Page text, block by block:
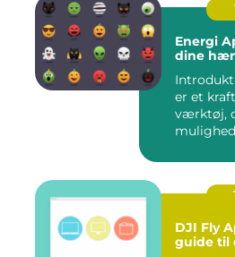
Energi App
dine
er et
værktøj,
DJI Fly
guide til